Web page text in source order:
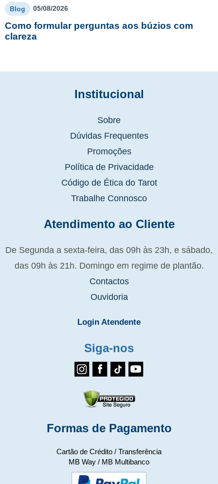
Blog 05/08/2026
Como formular perguntas aos búzios com
clareza
Institucional
Sobre
Dúvidas Frequentes
Promoções
Política de Privacidade
Código de Ética do Tarot
Trabalhe Connosco
Atendimento ao Cliente
De Segunda a sexta-feira, das 09h às 23h, e sábado,
das 09h às 21h. Domingo em regime de plantão.
Contactos
Ouvidoria
Login Atendente
Siga-nos
Formas de Pagamento
Cartão de Crédito / Transferência
MB Way / MB Multibanco